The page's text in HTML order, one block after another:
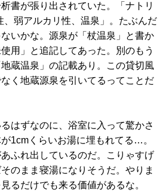
書が張り出されていた。「ナトリ
、弱アルカリ性、温泉」。たぶんだ
いかな。源泉が「杖温泉」と書か
用」と追記してあった。別のもう
蔵温泉」の記載あり。この貸切風
く地蔵源泉を引いてるってことだ
はずなのに、浴室に入って驚かさ
1cmくらいお湯に埋もれてる…。
ふれ出しているのだ。こりゃすげ
のまま寝湯になりそうだ。やりま
るだけでも来る価値があるな。